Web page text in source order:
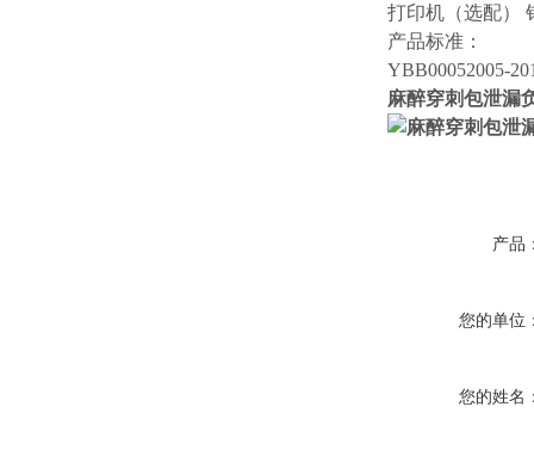
打印机（选配）
产品标准：
YBB00052005-
麻醉穿刺包泄漏
产品
您的单位
您的姓名